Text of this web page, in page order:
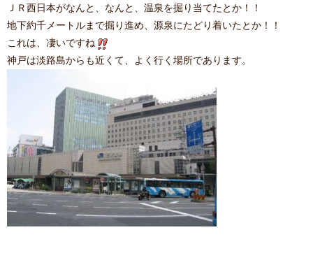
ＪＲ西日本がなんと、なんと、温泉を掘り当てたとか！！
地下約千メートルまで掘り進め、源泉にたどり着いたとか！！
これは、凄いですね
神戸は淡路島からも近くて、よく行く場所であります。